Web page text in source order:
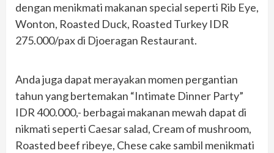
dengan menikmati makanan special seperti Rib Eye,
Wonton, Roasted Duck, Roasted Turkey IDR
275.000/pax di Djoeragan Restaurant.
Anda juga dapat merayakan momen pergantian
tahun yang bertemakan “Intimate Dinner Party”
IDR 400.000,- berbagai makanan mewah dapat di
nikmati seperti Caesar salad, Cream of mushroom,
Roasted beef ribeye, Chese cake sambil menikmati